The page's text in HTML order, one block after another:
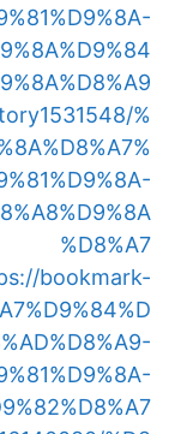
%
%D8%A7
bookmark-